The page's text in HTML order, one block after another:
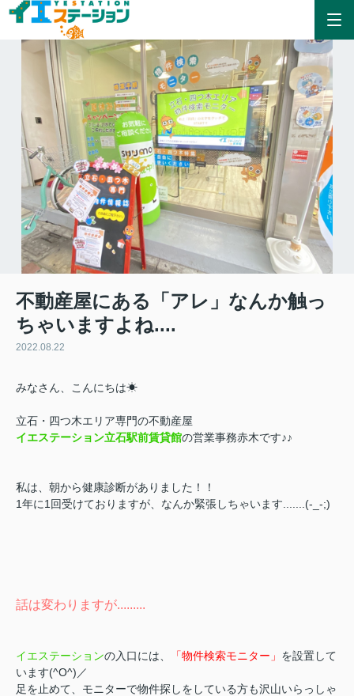
不動産屋にある「アレ」なんか触っ
ちゃいますよね....
2022.08.22
みなさん、こんにちは☀
立石・四つ木エリア専門の不動産屋
イエステーション立石駅前賃貸館の営業事務赤木です♪♪
私は、朝から健康診断がありました！！
1年に1回受けておりますが、なんか緊張しちゃいます.......(-_-;)
話は変わりますが.........
イエステーションの入口には、 「物件検索モニター」 を設置して
います(^O^)／
足を止めて、モニターで物件探しをしている方も沢山いらっしゃ